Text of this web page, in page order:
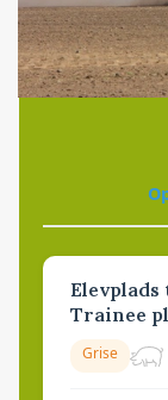
Trainee
Grise